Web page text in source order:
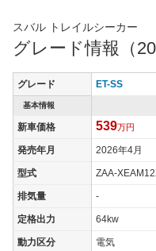
スバル トレイルシーカー
グレード情報（
グレード ET-SS
基本情報
新車価格 539万円
発売年月 2026年4月
型式 ZAA-
排気量 -
定格出力 64kw
動力区分 電気